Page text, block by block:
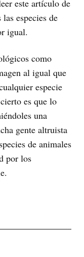
este artículo de
especies de
igual.
como
al igual que
especie
es que lo
una
gente altruista
de animales
por los